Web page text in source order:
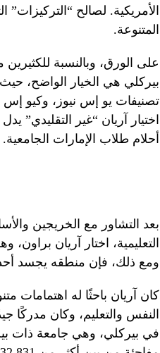
الأمريكية. لصالح
المتنوعة.
على الورق، وبالنسبة
بيركلي هي الخيار الواضح،
تصنيفات يو إس نيوز، وكيو إس
اختيار آريان “غير
أحلام طلاب الإمارات الجامعية.
بعد التشاور مع الخريجين
التعليمية، اختار آريان
ومع ذلك، فإن منطقه يجسد أحد
كان آريان باحثًا له اهتمامات
النفس والتعليم، وكان مدركًا
في بيركلي، وهي جامعة ذات